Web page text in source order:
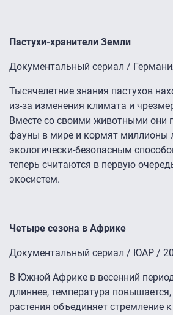
Пастухи-хранители Земли
Документальный сериал /
Тысячелетние знания пастухов
из-за изменения климата и
Вместе со своими животными они
фауны в мире и кормят миллионы
экологически-безопасным
теперь считаются в первую
экосистем.
Четыре сезона в Африке
Документальный сериал / ЮАР /
В Южной Африке в весенний
длиннее, температура
растения объединяет стремление